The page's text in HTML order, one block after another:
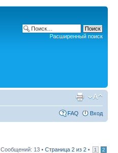
Расширенный поиск
FAQ Вход
Сообщений: 13 • Страница 2 из 2 • 1 2